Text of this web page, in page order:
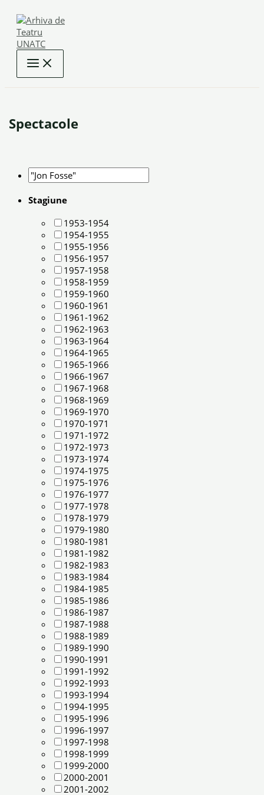
content
Spectacole
Stagiune
1953-1954
1954-1955
1955-1956
1956-1957
1957-1958
1958-1959
1959-1960
1960-1961
1961-1962
1962-1963
1963-1964
1964-1965
1965-1966
1966-1967
1967-1968
1968-1969
1969-1970
1970-1971
1971-1972
1972-1973
1973-1974
1974-1975
1975-1976
1976-1977
1977-1978
1978-1979
1979-1980
1980-1981
1981-1982
1982-1983
1983-1984
1984-1985
1985-1986
1986-1987
1987-1988
1988-1989
1989-1990
1990-1991
1991-1992
1992-1993
1993-1994
1994-1995
1995-1996
1996-1997
1997-1998
1998-1999
1999-2000
2000-2001
2001-2002